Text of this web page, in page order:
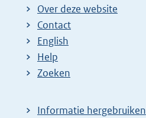
Over deze website
Contact
English
Help
Zoeken
Informatie hergebruiken